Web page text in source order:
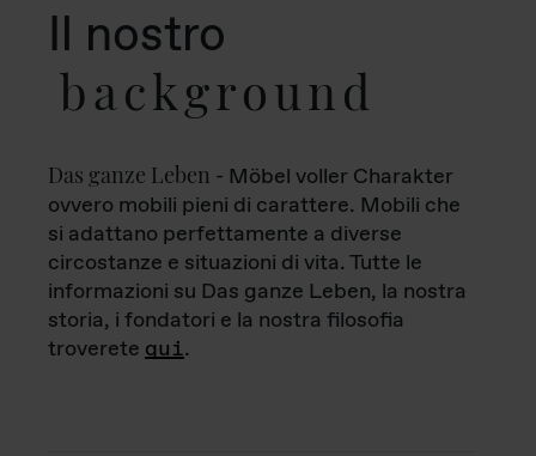
Il nostro
background
Das ganze Leben - Möbel voller Charakter
ovvero mobili pieni di carattere. Mobili che
si adattano perfettamente a diverse
circostanze e situazioni di vita. Tutte le
informazioni su Das ganze Leben, la nostra
storia, i fondatori e la nostra filosofia
troverete qui.